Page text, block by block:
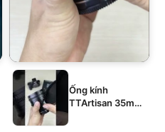
Ống kính
TTArtisan 35mm